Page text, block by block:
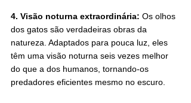
4. Visão noturna extraordinária: Os olhos
dos gatos são verdadeiras obras da
natureza. Adaptados para pouca luz, eles
têm uma visão noturna seis vezes melhor
do que a dos humanos, tornando-os
predadores eficientes mesmo no escuro.